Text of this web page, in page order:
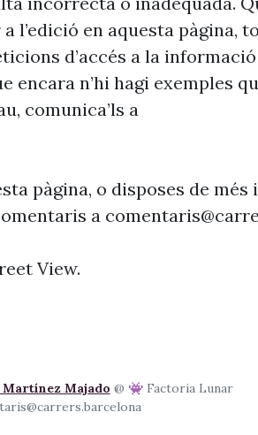
l’edició en aquesta pàgina,
d’accés a la
encara n’hi hagi exemples
comunica’ls a
pàgina, o disposes de
a
View.
Majado @ 👾 Factoria Lunar